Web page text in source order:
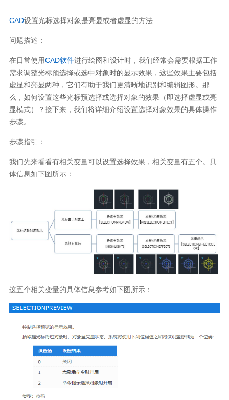
CAD设置光标选择对象是亮显或者虚显的方法
问题描述：
在日常使用CAD软件进行绘图和设计时，我们经常会需要根据工作
需求调整光标预选择或选中对象时的显示效果，这些效果主要包括
虚显和亮显两种，它们有助于我们更清晰地识别和编辑图形。那
么，如何设置这些光标预选择或选择对象的效果（即选择虚显或亮
显模式）？接下来，我们将详细介绍设置选择对象效果的具体操作
步骤。
步骤指引：
我们先来看看有相关变量可以设置选择效果，相关变量有五个。具
体信息如下图所示：
这五个相关变量的具体信息参考如下图所示：